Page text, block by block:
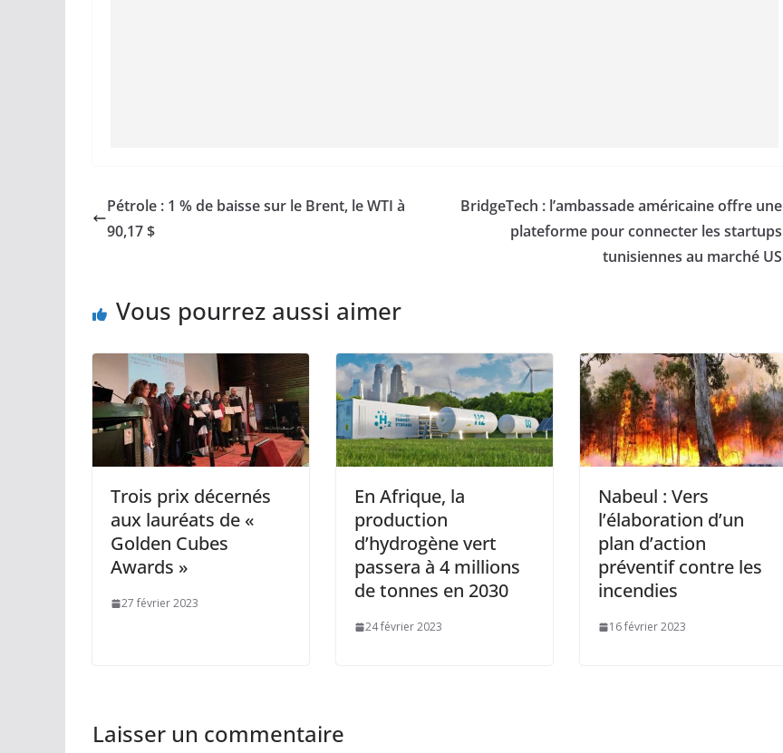
Pétrole : 1 % de baisse sur le Brent, le WTI à
90,17 $
BridgeTech : l’ambassade américaine offre une
plateforme pour connecter les startups
tunisiennes au marché US
Vous pourrez aussi aimer
Trois prix décernés
aux lauréats de «
Golden Cubes
Awards »
27 février 2023
En Afrique, la
production
d’hydrogène vert
passera à 4 millions
de tonnes en 2030
24 février 2023
Nabeul : Vers
l’élaboration d’un
plan d’action
préventif contre les
incendies
16 février 2023
Laisser un commentaire